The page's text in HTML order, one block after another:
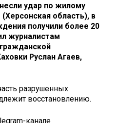
удар по жилому
область), в
получили более 20
журналистам
Руслан Агаев,
разрушенных
восстановлению.
канале